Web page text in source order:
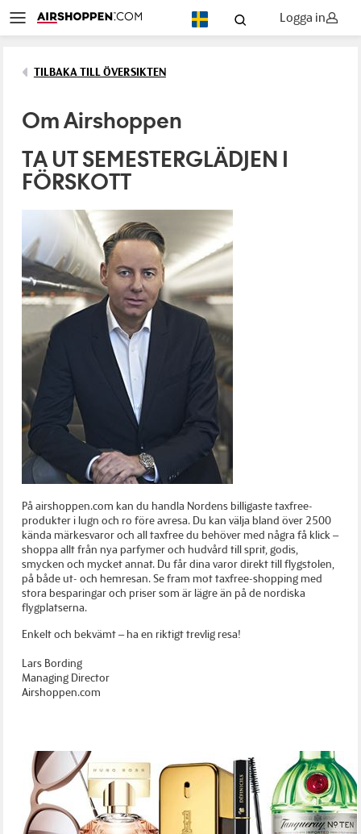
Logga in
TILBAKA TILL ÖVERSIKTEN
Om Airshoppen
TA UT SEMESTERGLÄDJEN I
FÖRSKOTT
På airshoppen.com kan du handla Nordens billigaste taxfree-
produkter i lugn och ro före avresa. Du kan välja bland över 2500
kända märkesvaror och all taxfree du behöver med några få klick –
shoppa allt från nya parfymer och hudvård till sprit, godis,
smycken och mycket annat. Du får dina varor direkt till flygstolen,
på både ut- och hemresan. Se fram mot taxfree-shopping med
stora besparingar och priser som är lägre än på de nordiska
flygplatserna.
Enkelt och bekvämt – ha en riktigt trevlig resa!
Lars Bording
Managing Director
Airshoppen.com